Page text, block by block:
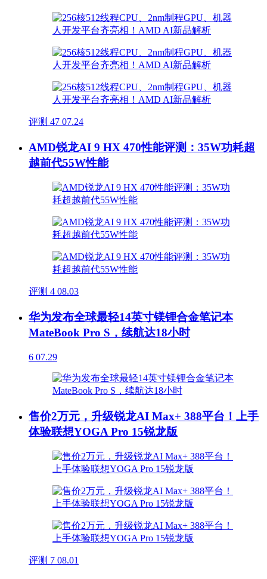
评测 47 07.24
AMD锐龙AI 9 HX 470性能评测：35W功耗超
越前代55W性能
评测 4 08.03
华为发布全球最轻14英寸镁锂合金笔记本
MateBook Pro S，续航达18小时
6 07.29
售价2万元，升级锐龙AI Max+ 388平台！上手
体验联想YOGA Pro 15锐龙版
评测 7 08.01